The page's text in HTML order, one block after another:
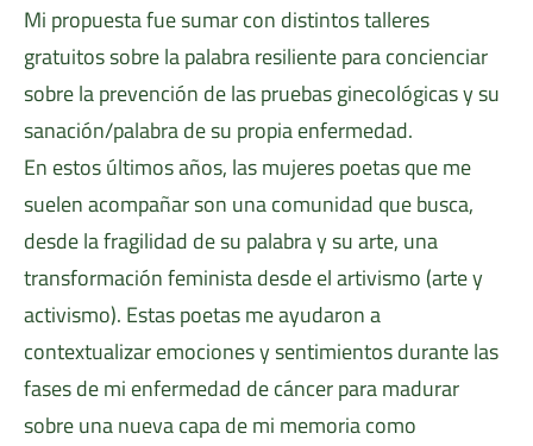
Mi propuesta fue sumar con distintos talleres
gratuitos sobre la palabra resiliente para concienciar
sobre la prevención de las pruebas ginecológicas y su
sanación/palabra de su propia enfermedad.
En estos últimos años, las mujeres poetas que me
suelen acompañar son una comunidad que busca,
desde la fragilidad de su palabra y su arte, una
transformación feminista desde el artivismo (arte y
activismo). Estas poetas me ayudaron a
contextualizar emociones y sentimientos durante las
fases de mi enfermedad de cáncer para madurar
sobre una nueva capa de mi memoria como